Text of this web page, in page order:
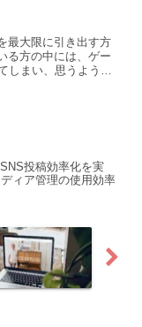
最大限に引き出す方
る方の中には、ゲー
しまい、思うように
投稿効率化を実
ィア管理の使用効率